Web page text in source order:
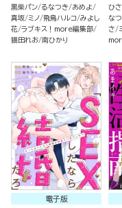
黒柴パン るなつき
あめよ
真坂 ミノ 飛鳥ハルコ みよし
花 ラブキス！more編集部
猫田れお 南ひかり
ひ
な
さ
電子版